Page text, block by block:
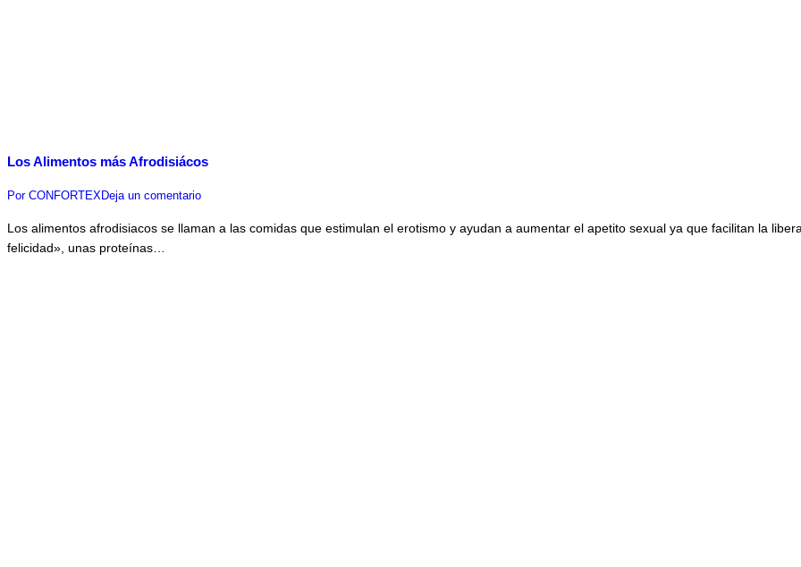
Los Alimentos más Afrodisiácos
Por CONFORTEXDeja un comentario
Los alimentos afrodisiacos se llaman a las comidas que estimulan el erotismo y ayudan a aumentar el apetito sexual ya que facilitan la
felicidad», unas proteínas…